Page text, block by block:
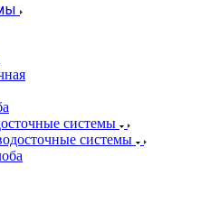
системы
системы